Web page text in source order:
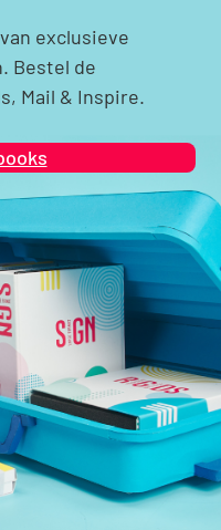
exclusieve
Bestel de
Mail & Inspire.